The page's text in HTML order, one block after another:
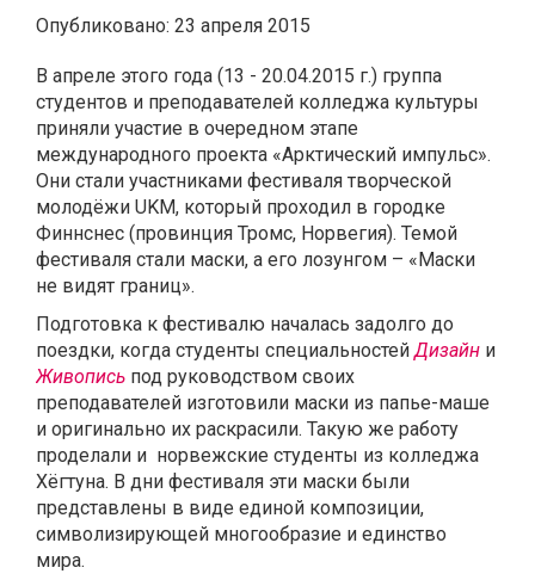
Опубликовано: 23 апреля 2015
В апреле этого года (13 - 20.04.2015 г.) группа
студентов и преподавателей колледжа культуры
приняли участие в очередном этапе
международного проекта «Арктический импульс».
Они стали участниками фестиваля творческой
молодёжи UKM, который проходил в городке
Финнснес (провинция Тромс, Норвегия). Темой
фестиваля стали маски, а его лозунгом – «Маски
не видят границ».
Подготовка к фестивалю началась задолго до
поездки, когда студенты специальностейДизайн и
Живопись под руководством своих
преподавателей изготовили маски из папье-маше
и оригинально их раскрасили. Такую же работу
проделали и норвежские студенты из колледжа
Хёгтуна. В дни фестиваля эти маски были
представлены в виде единой композиции,
символизирующей многообразие и единство
мира.